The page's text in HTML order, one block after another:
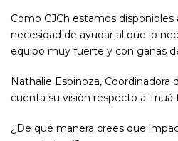
Como CJCh estamos
necesidad de ayudar al que lo
equipo muy fuerte y con ganas
Nathalie Espinoza, Coordinadora
cuenta su visión respecto a Tnuá
¿De qué manera crees que